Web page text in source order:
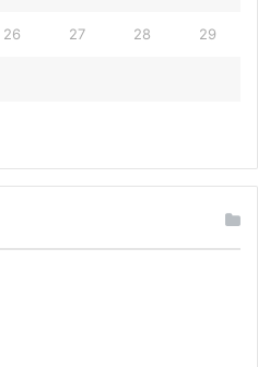
26 27 28 29